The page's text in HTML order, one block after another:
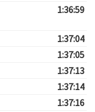
1:36:59
1:37:04
1:37:05
1:37:13
1:37:14
1:37:16